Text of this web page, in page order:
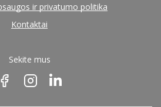
ir privatumo politika
Kontaktai
Sekite mus